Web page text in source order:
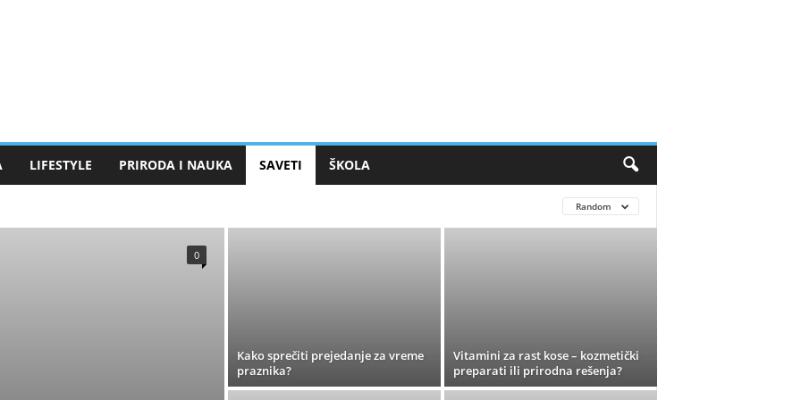
LIFESTYLE PRIRODA I NAUKA SAVETI ŠKOLA
Random
0
Kako sprečiti prejedanje za vreme
praznika?
Vitamini za rast kose – kozmetički
preparati ili prirodna rešenja?